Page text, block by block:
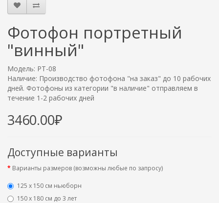
Фотофон портретный
"винный"
Модель: PT-08
Наличие: Производство фотофона "на заказ" до 10 рабочих
дней. Фотофоны из категории "в наличие" отправляем в
течение 1-2 рабочих дней
3460.00₽
Доступные варианты
Варианты размеров (возможны любые по запросу)
125 x 150 см ньюборн
150 х 180 см до 3 лет